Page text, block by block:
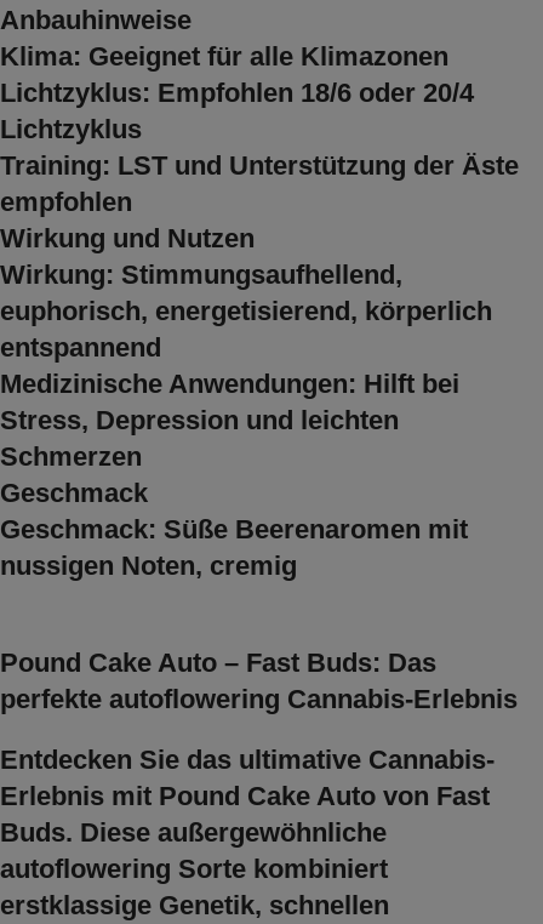
Anbauhinweise
Klima: Geeignet für alle Klimazonen
Lichtzyklus: Empfohlen 18/6 oder 20/4
Lichtzyklus
Training: LST und Unterstützung der Äste
empfohlen
Wirkung und Nutzen
Wirkung: Stimmungsaufhellend,
euphorisch, energetisierend, körperlich
entspannend
Medizinische Anwendungen: Hilft bei
Stress, Depression und leichten
Schmerzen
Geschmack
Geschmack: Süße Beerenaromen mit
nussigen Noten, cremig
Pound Cake Auto – Fast Buds: Das
perfekte autoflowering Cannabis-Erlebnis
Entdecken Sie das ultimative Cannabis-
Erlebnis mit Pound Cake Auto von Fast
Buds. Diese außergewöhnliche
autoflowering Sorte kombiniert
erstklassige Genetik, schnellen